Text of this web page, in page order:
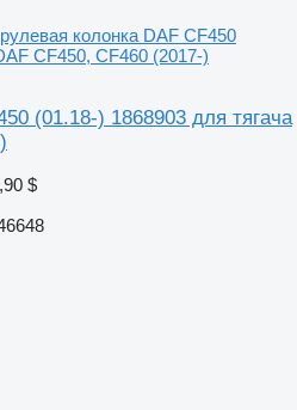
рулевая колонка DAF CF450
CF450, CF460 (2017-)
(01.18-) 1868903 для тягача
$